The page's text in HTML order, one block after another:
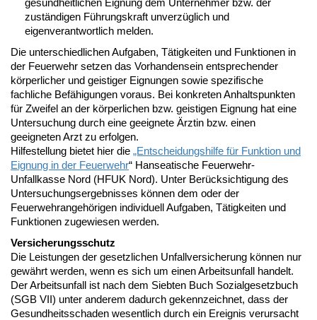
zuständigen Führungskraft unverzüglich und
eigenverantwortlich melden.
Die unterschiedlichen Aufgaben, Tätigkeiten und Funktionen in
der Feuerwehr setzen das Vorhandensein entsprechender
körperlicher und geistiger Eignungen sowie spezifische
fachliche Befähigungen voraus. Bei konkreten Anhaltspunkten
für Zweifel an der körperlichen bzw. geistigen Eignung hat eine
Untersuchung durch eine geeignete Ärztin bzw. einen
geeigneten Arzt zu erfolgen.
Hilfestellung bietet hier die „Entscheidungshilfe für Funktion und
Eignung in der Feuerwehr“ Hanseatische Feuerwehr-
Unfallkasse Nord (HFUK Nord). Unter Berücksichtigung des
Untersuchungsergebnisses können dem oder der
Feuerwehrangehörigen individuell Aufgaben, Tätigkeiten und
Funktionen zugewiesen werden.
Versicherungsschutz
Die Leistungen der gesetzlichen Unfallversicherung können nur
gewährt werden, wenn es sich um einen Arbeitsunfall handelt.
Der Arbeitsunfall ist nach dem Siebten Buch Sozialgesetzbuch
(SGB VII) unter anderem dadurch gekennzeichnet, dass der
Gesundheitsschaden wesentlich durch ein Ereignis verursacht